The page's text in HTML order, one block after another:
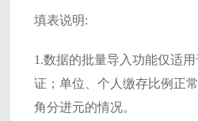
填表说明:
1.数据的批量导入功能仅适
证；单位、个人缴存比例正
角分进元的情况。